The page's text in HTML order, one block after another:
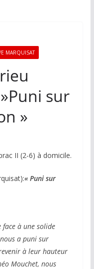
MARQUISAT
sur
»
II (2-6) à domicile.
« Puni sur
à une solide
a puni sur
à leur hauteur
Mouchet, nous